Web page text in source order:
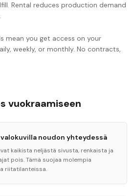
Rental reduces production demand
mean you get access on your
weekly, or monthly. No contracts,
vuokraamiseen
noudon yhteydessä
kaikista neljästä sivusta, renkaista ja
pois. Tämä suojaa molempia
riitatilanteissa.